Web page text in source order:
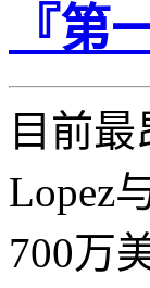
『第
目前
Lopez
700万